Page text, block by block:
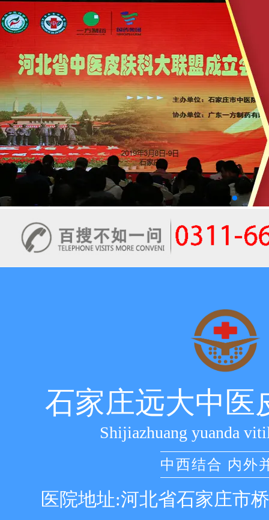
石家庄远大中医
Shijiazhuang yuanda
中西结合 内外
医院地址:河北省石家庄市